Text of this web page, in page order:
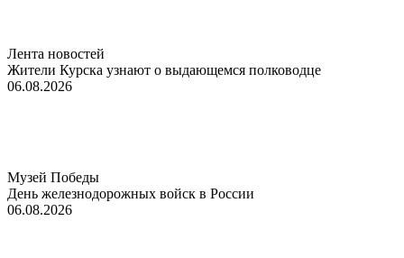
Лента новостей
Жители Курска узнают о выдающемся полководце
06.08.2026
Музей Победы
День железнодорожных войск в России
06.08.2026